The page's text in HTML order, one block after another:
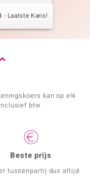
- Laatste Kans!
kan op elk
btw
Beste prijs
tussenpartij dus altijd